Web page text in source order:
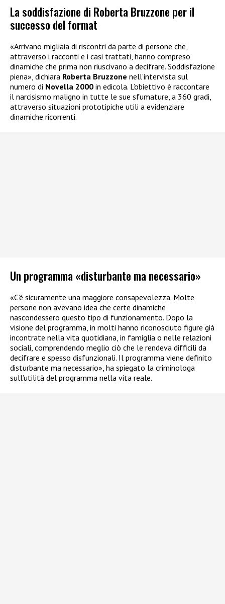
La soddisfazione di Roberta Bruzzone per il
successo del format
«Arrivano migliaia di riscontri da parte di persone che,
attraverso i racconti e i casi trattati, hanno compreso
dinamiche che prima non riuscivano a decifrare. Soddisfazione
piena», dichiara Roberta Bruzzone nell’intervista sul
numero di Novella 2000 in edicola. L’obiettivo è raccontare
il narcisismo maligno in tutte le sue sfumature, a 360 gradi,
attraverso situazioni prototipiche utili a evidenziare
dinamiche ricorrenti.
Un programma «disturbante ma necessario»
«C’è sicuramente una maggiore consapevolezza. Molte
persone non avevano idea che certe dinamiche
nascondessero questo tipo di funzionamento. Dopo la
visione del programma, in molti hanno riconosciuto figure già
incontrate nella vita quotidiana, in famiglia o nelle relazioni
sociali, comprendendo meglio ciò che le rendeva difficili da
decifrare e spesso disfunzionali. Il programma viene definito
disturbante ma necessario», ha spiegato la criminologa
sull’utilità del programma nella vita reale.